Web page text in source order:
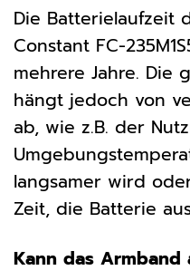
Die Batterielaufzeit
Constant FC-
mehrere Jahre. Die
hängt jedoch von
ab, wie z.B. der
langsamer wird
Zeit, die Batterie
Kann das Armband